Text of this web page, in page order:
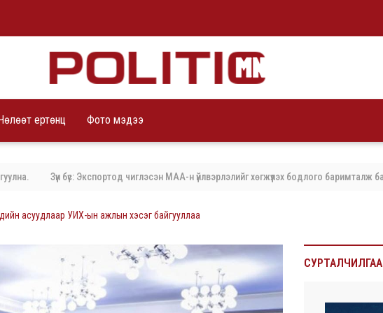
ертөнц Фото мэдээ
Зүүн бүс: Экспортод чиглэсэн МАА-н үйлвэрлэлийг хөгжүүлэх бодлого баримталж байна
асуудлаар УИХ-ын ажлын хэсэг байгууллаа
СУРТАЛЧИЛГАА